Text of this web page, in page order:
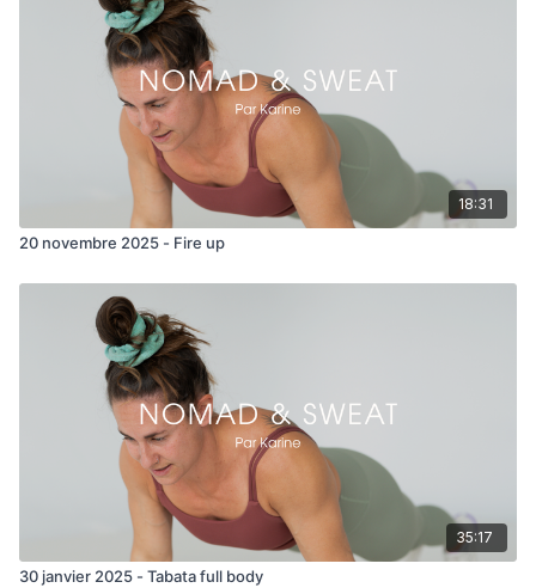
18:31
20 novembre 2025 - Fire up
35:17
30 janvier 2025 - Tabata full body